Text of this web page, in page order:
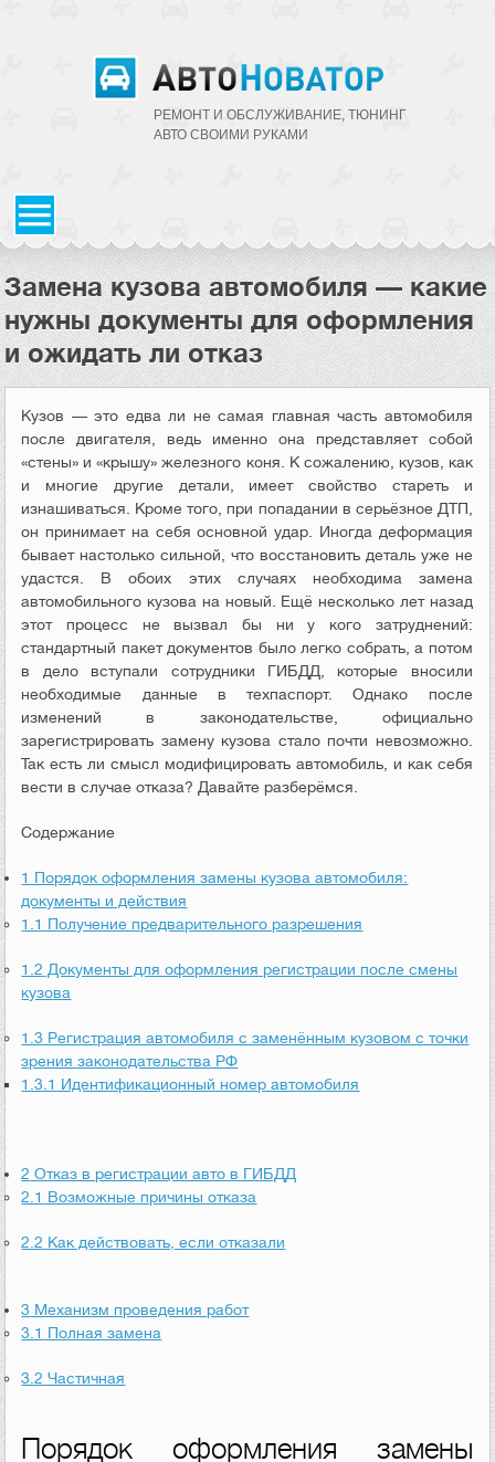
РЕМОНТ И ОБСЛУЖИВАНИЕ, ТЮНИНГ
АВТО CВОИМИ РУКАМИ
Замена кузова автомобиля — какие
нужны документы для оформления
и ожидать ли отказ
Кузов — это едва ли не самая главная часть автомобиля
после двигателя, ведь именно она представляет собой
«стены» и «крышу» железного коня. К сожалению, кузов, как
и многие другие детали, имеет свойство стареть и
изнашиваться. Кроме того, при попадании в серьёзное ДТП,
он принимает на себя основной удар. Иногда деформация
бывает настолько сильной, что восстановить деталь уже не
удастся. В обоих этих случаях необходима замена
автомобильного кузова на новый. Ещё несколько лет назад
этот процесс не вызвал бы ни у кого затруднений:
стандартный пакет документов было легко собрать, а потом
в дело вступали сотрудники ГИБДД, которые вносили
необходимые данные в техпаспорт. Однако после
изменений в законодательстве, официально
зарегистрировать замену кузова стало почти невозможно.
Так есть ли смысл модифицировать автомобиль, и как себя
вести в случае отказа? Давайте разберёмся.
Содержание
1 Порядок оформления замены кузова автомобиля:
документы и действия
1.1 Получение предварительного разрешения
1.2 Документы для оформления регистрации после смены
кузова
1.3 Регистрация автомобиля с заменённым кузовом с точки
зрения законодательства РФ
1.3.1 Идентификационный номер автомобиля
2 Отказ в регистрации авто в ГИБДД
2.1 Возможные причины отказа
2.2 Как действовать, если отказали
3 Механизм проведения работ
3.1 Полная замена
3.2 Частичная
Порядок оформления замены